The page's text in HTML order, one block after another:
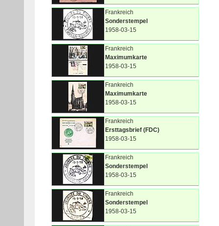
Frankreich
Sonderstempel
1958-03-15
Frankreich
Maximumkarte
1958-03-15
Frankreich
Maximumkarte
1958-03-15
Frankreich
Ersttagsbrief (FDC)
1958-03-15
Frankreich
Sonderstempel
1958-03-15
Frankreich
Sonderstempel
1958-03-15